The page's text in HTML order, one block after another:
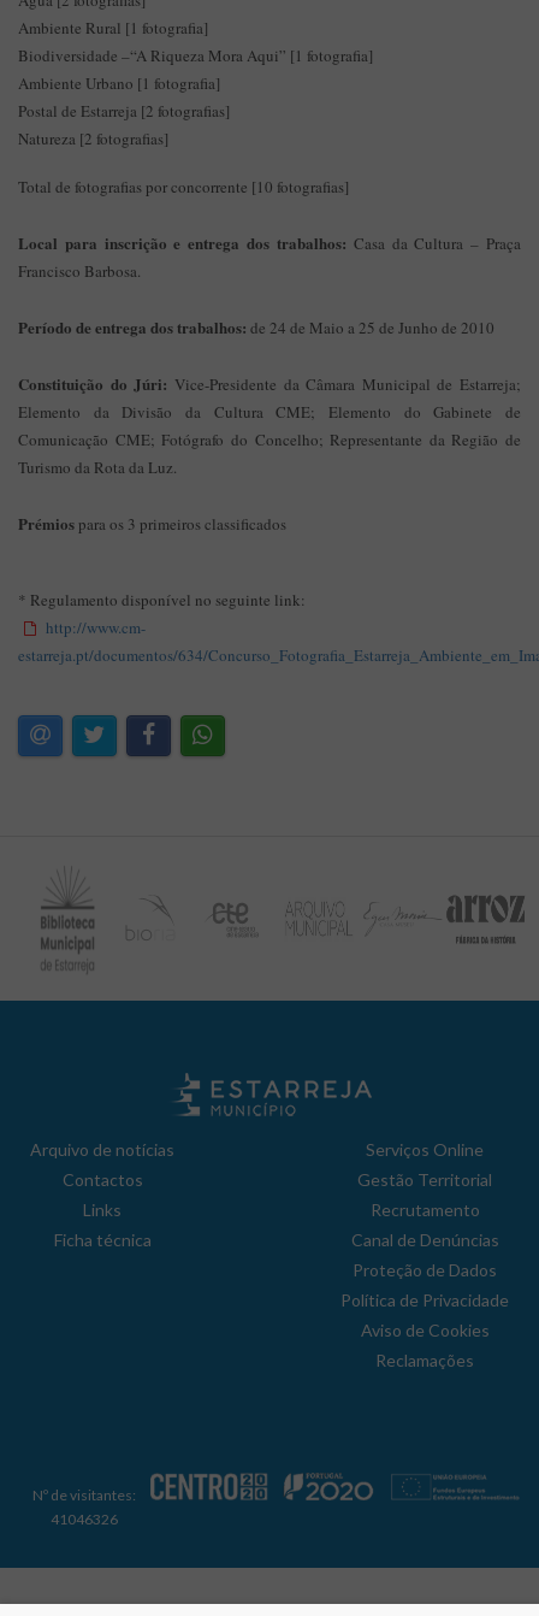
Ambiente Rural [1 fotografia]
Biodiversidade –“A Riqueza Mora Aqui” [1 fotografia]
Ambiente Urbano [1 fotografia]
Postal de Estarreja [2 fotografias]
Natureza [2 fotografias]
Total de fotografias por concorrente [10 fotografias]
Local para inscrição e entrega dos trabalhos: Casa da Cultura – Praça
Francisco Barbosa.
Período de entrega dos trabalhos: de 24 de Maio a 25 de Junho de 2010
Constituição do Júri: Vice-Presidente da Câmara Municipal de Estarreja;
Elemento da Divisão da Cultura CME; Elemento do Gabinete de
Comunicação CME; Fotógrafo do Concelho; Representante da Região de
Turismo da Rota da Luz.
Prémios para os 3 primeiros classificados
* Regulamento disponível no seguinte link:
http://www.cm-
estarreja.pt/documentos/634/
Arquivo de notícias
Contactos
Links
Ficha técnica
Serviços Online
Gestão Territorial
Recrutamento
Canal de Denúncias
Proteção de Dados
Política de Privacidade
Aviso de Cookies
Reclamações
Nº de visitantes:
41046326